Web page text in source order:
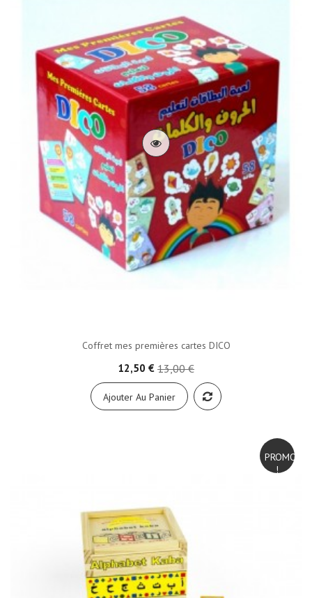
Coffret mes premières cartes DICO
12,50 € 13,00 €
Ajouter Au Panier
PROMO
!